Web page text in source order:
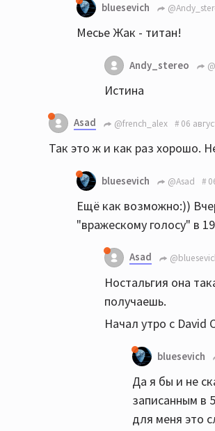
bluesevich
Месье Жак - титан!
Andy_stereo
Истина
Asad @french_alex 06
Так это ж и как раз хорошо.
bluesevich @Asad
Ещё как возможно:))
"вражескому голосу" в
Asad
Ностальгия она
получаешь.
Начал утро с David
bluesevich
Да я бы и не
записанным в
для меня это